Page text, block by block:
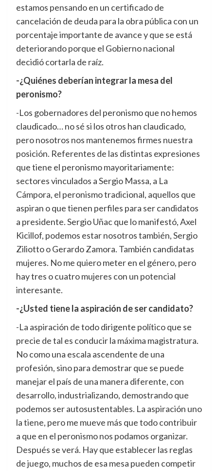
estamos pensando en un certificado de
cancelación de deuda para la obra pública con un
porcentaje importante de avance y que se está
deteriorando porque el Gobierno nacional
decidió cortarla de raíz.
-¿Quiénes deberían integrar la mesa del
peronismo?
-Los gobernadores del peronismo que no hemos
claudicado… no sé si los otros han claudicado,
pero nosotros nos mantenemos firmes nuestra
posición. Referentes de las distintas expresiones
que tiene el peronismo mayoritariamente:
sectores vinculados a Sergio Massa, a La
Cámpora, el peronismo tradicional, aquellos que
aspiran o que tienen perfiles para ser candidatos
a presidente. Sergio Uñac que lo manifestó, Axel
Kicillof, podemos estar nosotros también, Sergio
Ziliotto o Gerardo Zamora. También candidatas
mujeres. No me quiero meter en el género, pero
hay tres o cuatro mujeres con un potencial
interesante.
-¿Usted tiene la aspiración de ser candidato?
-La aspiración de todo dirigente político que se
precie de tal es conducir la máxima magistratura.
No como una escala ascendente de una
profesión, sino para demostrar que se puede
manejar el país de una manera diferente, con
desarrollo, industrializando, demostrando que
podemos ser autosustentables. La aspiración uno
la tiene, pero me mueve más que todo contribuir
a que en el peronismo nos podamos organizar.
Después se verá. Hay que establecer las reglas
de juego, muchos de esa mesa pueden competir